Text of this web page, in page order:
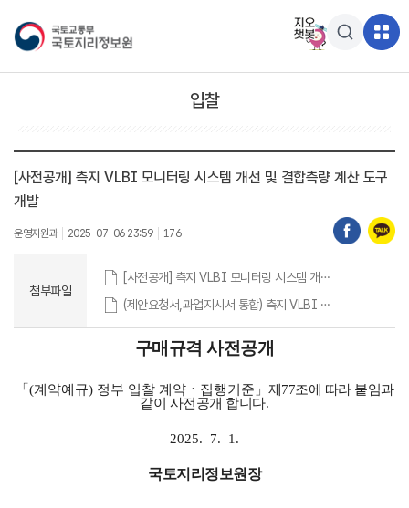
입찰
[사전공개] 측지 VLBI 모니터링 시스템 개선 및 결합측량 계산 도구
개발
운영지원과 2025-07-06 23:59 176
첨부파일
[사전공개] 측지 VLBI 모니터링 시스템 개선 및 결합측량 계산 도구 개발.hwpx
(제안요청서,과업지시서 통합) 측지 VLBI 모니터링 시스템 개선 및 결합측량 계산 도구 개발.hwpx
구매규격 사전공개
「(계약예규) 정부 입찰 계약ㆍ집행기준」 제77조에 따라 붙임과
같이 사전공개 합니다.
2025. 7. 1.
국토지리정보원장